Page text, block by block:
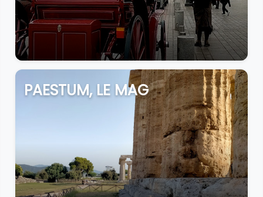
PAESTUM, LE MAG